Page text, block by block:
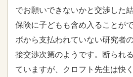
でお願いできないかと交渉した
保険に子どもも含め入ることが
ボから支払われていない研究者
接交渉次第のようです。断られ
ていますが、クロフト先生は快